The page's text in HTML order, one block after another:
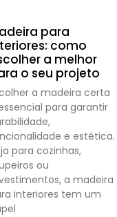
para
como
a melhor
o seu projeto
a madeira certa
para garantir
e estética.
para cozinhas,
ou
a madeira
interiores tem um